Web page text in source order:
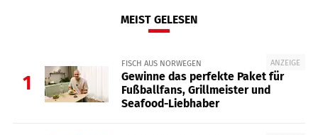
10 schnelle und gesunde Fast-Food-Rezepte
10 schnelle und gesunde Fast-Food-Rezepte
10 schnelle und gesunde Fast-Food-Rezepte
MEIST GELESEN
1
ANZEIGE
FISCH AUS NORWEGEN
Gewinne das perfekte Paket für
Fußballfans, Grillmeister und
Seafood-Liebhaber